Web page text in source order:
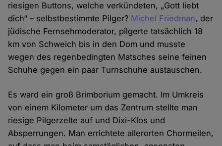
riesigen Buttons, welche verkündeten, „Gott liebt
dich“ – selbstbestimmte Pilger? Michel Friedman, der
jüdische Fernsehmoderator, pilgerte tatsächlich 18
km von Schweich bis in den Dom und musste
wegen des regenbedingten Matsches seine feinen
Schuhe gegen ein paar Turnschuhe austauschen.
Es ward ein groß Brimborium gemacht. Im Umkreis
von einem Kilometer um das Zentrum stellte man
riesige Pilgerzelte auf und Dixi-Klos und
Absperrungen. Man errichtete allerorten Chormeilen,